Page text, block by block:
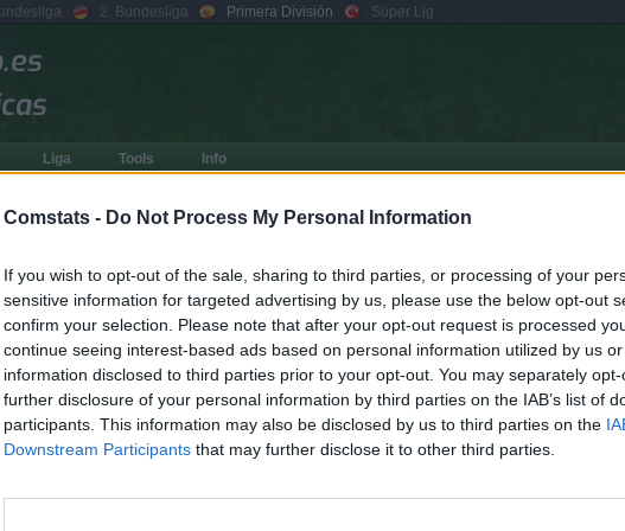
Comstats - Do Not Process My Personal Information
If you wish to opt-out of the sale, sharing to third parties, or processing of your
sensitive information for targeted advertising by us, please use the below opt-out
confirm your selection. Please note that after your opt-out request is processed
continue seeing interest-based ads based on personal information utilized by us
information disclosed to third parties prior to your opt-out. You may separately
further disclosure of your personal information by third parties on the IAB’s list of
participants. This information may also be disclosed by us to third parties on the
Downstream Participants that may further disclose it to other third parties.
2. Bundesliga Primera División Süper Lig
Liga Tools Info
¿te has olvidado? Seguir conectado
de puntuación
BuscarBúsqueda avanzada 1
27